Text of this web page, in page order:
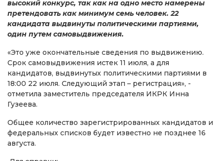
высокий конкурс, так как на одно место намерены
претендовать как минимум семь человек. 22
кандидата выдвинуты политическими партиями,
один путем самовыдвижения.
«Это уже окончательные сведения по выдвижению.
Срок самовыдвижения истек 11 июля, а для
кандидатов, выдвинутых политическими партиями в
18:00 22 июля. Следующий этап – регистрация», -
отметила заместитель председателя ИКРК Инна
Гузеева.
Общее количество зарегистрированных кандидатов и
федеральных списков будет известно не позднее 16
августа.